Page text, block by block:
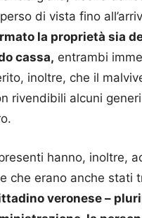
di vista fino
la proprietà sia
cassa, entrambi
inoltre, che il
rivendibili alcuni
hanno, inoltre,
che erano anche stati
veronese –